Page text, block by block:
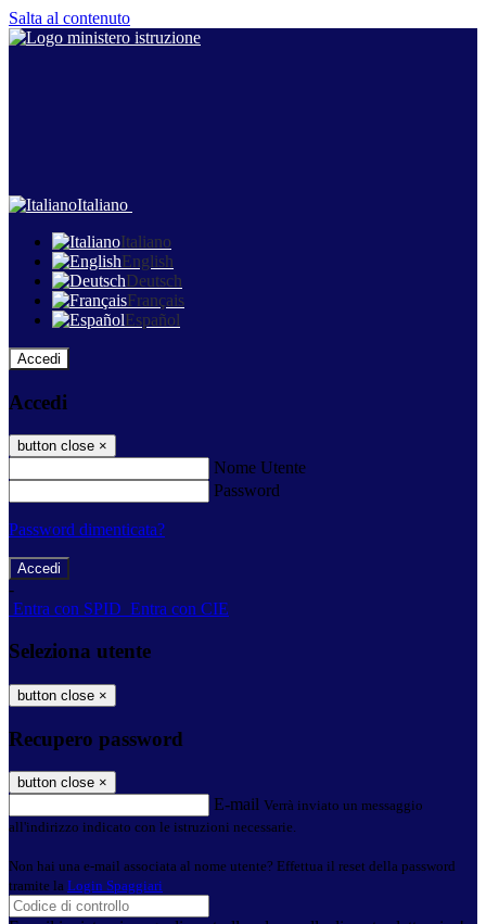
Salta al contenuto
Italiano
Italiano
English
Deutsch
Français
Español
Accedi
Accedi
button close ×
Nome Utente
Password
Password dimenticata?
-
Entra con SPID Entra con CIE
Seleziona utente
button close ×
Recupero password
button close ×
E-mail Verrà inviato un messaggio
all'indirizzo indicato con le istruzioni necessarie.
Non hai una e-mail associata al nome utente? Effettua il reset della password
tramite la Login Spaggiari